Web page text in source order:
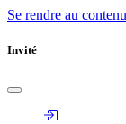
Se rendre au contenu
Invité